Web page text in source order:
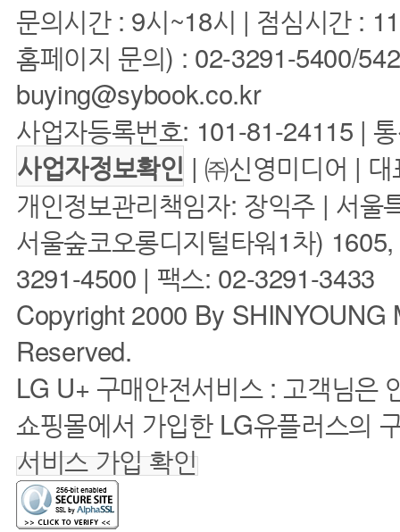
문의시간 : 9시~18시 | 점심시간 :
홈페이지 문의) : 02-3291-5400/
buying@sybook.co.kr
사업자등록번호: 101-81-24115 |
사업자정보확인 | ㈜신영미디어 |
개인정보관리책임자: 장익주 | 서
서울숲코오롱디지털타워1차)
3291-4500 | 팩스: 02-3291-3433
Copyright 2000 By
Reserved.
LG U+ 구매안전서비스 : 고객님은
쇼핑몰에서 가입한 LG유플러스의
서비스 가입 확인